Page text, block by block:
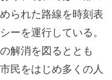
られた路線を時刻表
ーを運行している。
解消を図るととも
民をはじめ多くの人